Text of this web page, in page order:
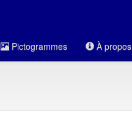
Pictogrammes À propos